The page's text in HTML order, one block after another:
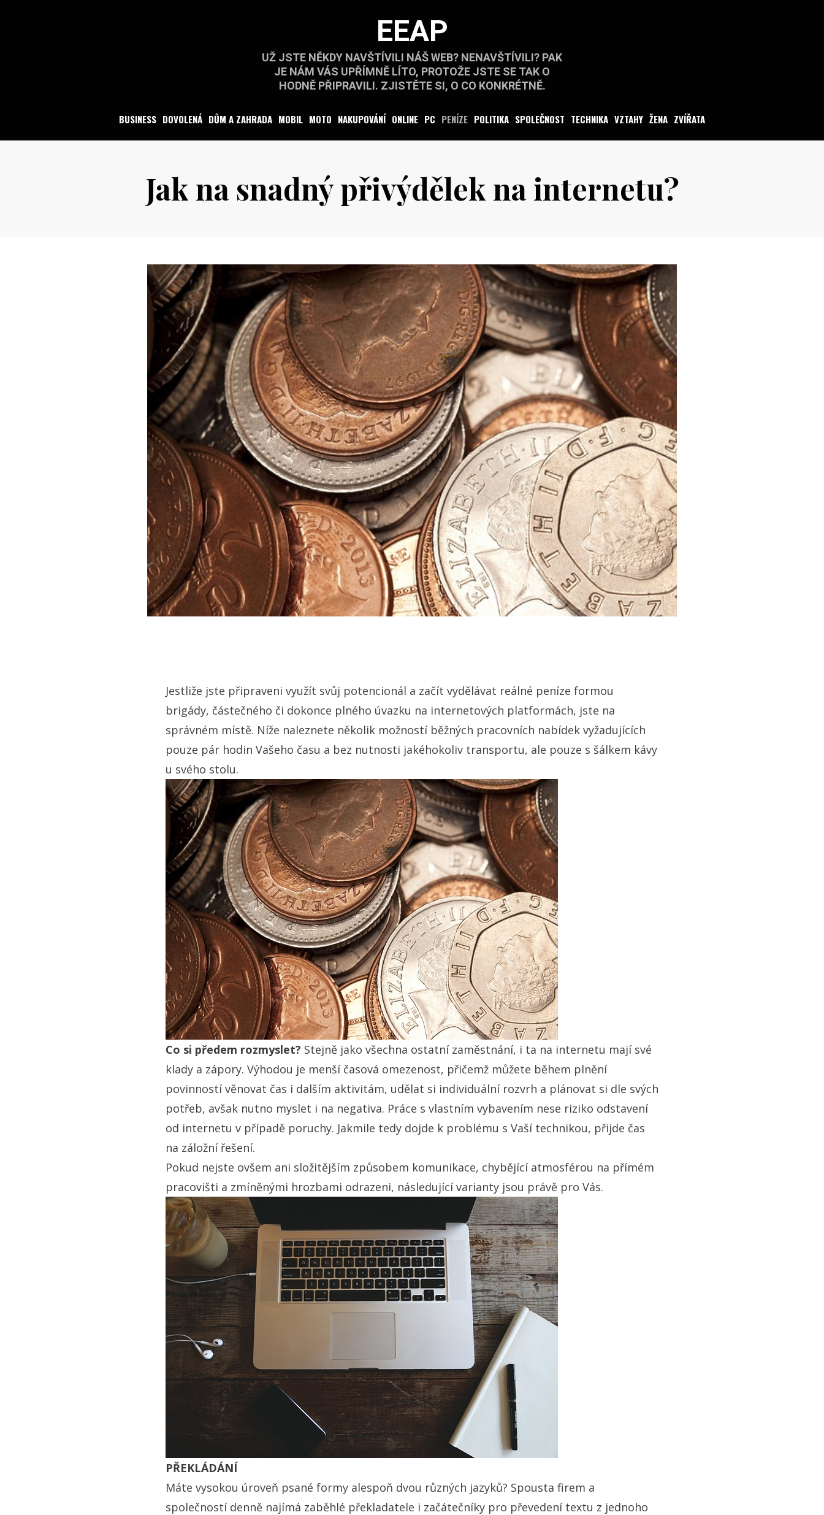
EEAP
UŽ JSTE NĚKDY NAVŠTÍVILI NÁŠ WEB? NENAVŠTÍVILI? PAK
JE NÁM VÁS UPŘÍMNĚ LÍTO, PROTOŽE JSTE SE TAK O
HODNĚ PŘIPRAVILI. ZJISTĚTE SI, O CO KONKRÉTNĚ.
BUSINESS DOVOLENÁ DŮM A ZAHRADA MOBIL MOTO NAKUPOVÁNÍ ONLINE PC PENÍZE POLITIKA SPOLEČNOST TECHNIKA VZTAHY ŽENA ZVÍŘATA
Jak na snadný přivýdělek na internetu?
Jestliže jste připraveni využít svůj potencionál a začít vydělávat reálné peníze formou
brigády, částečného či dokonce plného úvazku na internetových platformách, jste na
správném místě. Níže naleznete několik možností běžných pracovních nabídek vyžadujících
pouze pár hodin Vašeho času a bez nutnosti jakéhokoliv transportu, ale pouze s šálkem kávy
u svého stolu.
Co si předem rozmyslet? Stejně jako všechna ostatní zaměstnání, i ta na internetu mají své
klady a zápory. Výhodou je menší časová omezenost, přičemž můžete během plnění
povinností věnovat čas i dalším aktivitám, udělat si individuální rozvrh a plánovat si dle svých
potřeb, avšak nutno myslet i na negativa. Práce s vlastním vybavením nese riziko odstavení
od internetu v případě poruchy. Jakmile tedy dojde k problému s Vaší technikou, přijde čas
na záložní řešení.
Pokud nejste ovšem ani složitějším způsobem komunikace, chybějící atmosférou na přímém
pracovišti a zmíněnými hrozbami odrazeni, následující varianty jsou právě pro Vás.
PŘEKLÁDÁNÍ
Máte vysokou úroveň psané formy alespoň dvou různých jazyků? Spousta firem a
společností denně najímá zaběhlé překladatele i začátečníky pro převedení textu z jednoho